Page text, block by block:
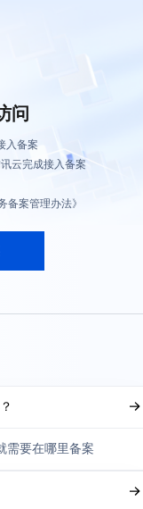
问
入备案
云完成接入备案
备案管理办法》
需要在哪里备案